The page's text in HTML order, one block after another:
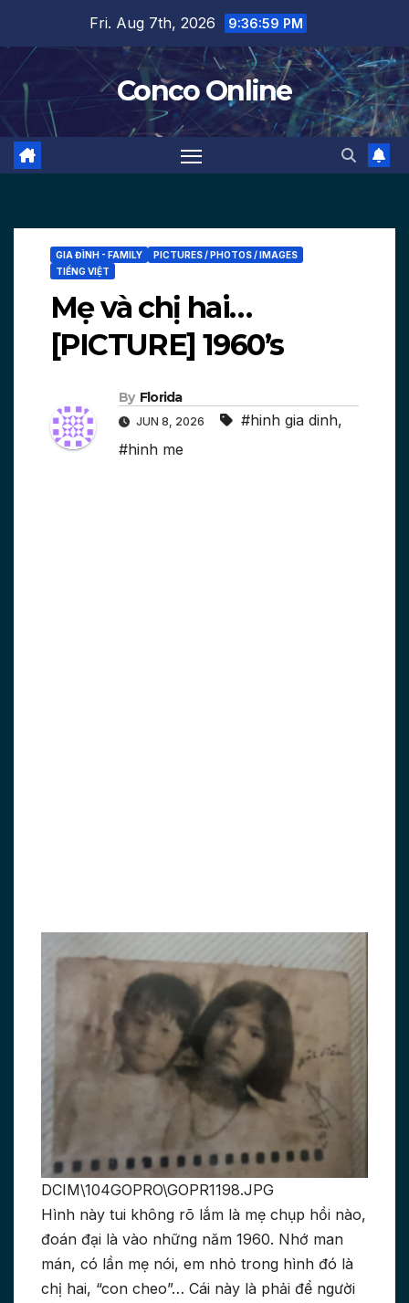
content
Fri. Aug 7th, 2026 9:37:00 PM
Conco Online
GIA ĐÌNH - FAMILY
PICTURES / PHOTOS / IMAGES
TIẾNG VIỆT
Mẹ và chị hai…
[PICTURE] 1960’s
By Florida
JUN 8, 2026 #hinh gia dinh,
#hinh me
DCIM\104GOPRO\GOPR1198.JPG
Hình này tui không rõ lắm là mẹ chụp hồi nào,
đoán đại là vào những năm 1960. Nhớ man
mán, có lần mẹ nói, em nhỏ trong hình đó là
chị hai, “con cheo”… Cái này là phải để người